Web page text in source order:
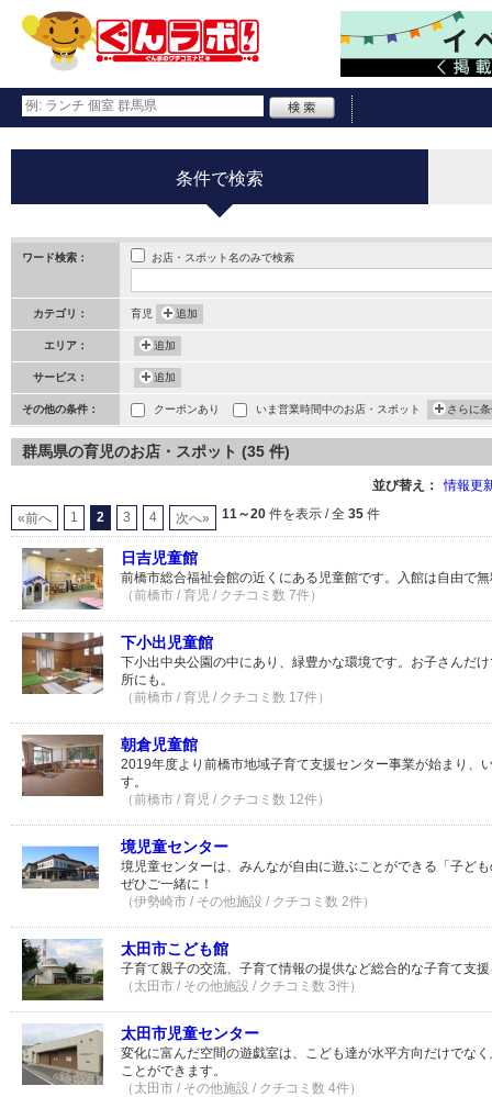
条件で検索
ワード検索： お店・スポット名のみで検索
カテゴリ： 育児 追加
エリア： 追加
サービス： 追加
その他の条件： クーポンあり いま営業時間中のお店・スポット さらに
群馬県の育児のお店・スポット (35 件)
並び替え： 情報更
«前へ 1 2 3 4 次へ» 11～20 件を表示 / 全 35 件
日吉児童館
前橋市総合福祉会館の近くにある児童館です。入館は自由で
（前橋市 / 育児 / クチコミ数 7件）
下小出児童館
下小出中央公園の中にあり、緑豊かな環境です。お子さんだ
所にも。
（前橋市 / 育児 / クチコミ数 17件）
朝倉児童館
2019年度より前橋市地域子育て支援センター事業が始まり、
す。
（前橋市 / 育児 / クチコミ数 12件）
境児童センター
境児童センターは、みんなが自由に遊ぶことができる「子ど
ぜひご一緒に！
（伊勢崎市 / その他施設 / クチコミ数 2件）
太田市こども館
子育て親子の交流、子育て情報の提供など総合的な子育て支
（太田市 / その他施設 / クチコミ数 3件）
太田市児童センター
変化に富んだ空間の遊戯室は、こども達が水平方向だけでな
ことができます。
（太田市 / その他施設 / クチコミ数 4件）